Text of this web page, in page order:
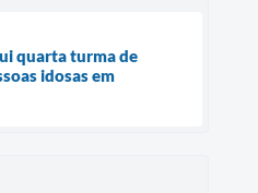
quarta turma de
idosas em